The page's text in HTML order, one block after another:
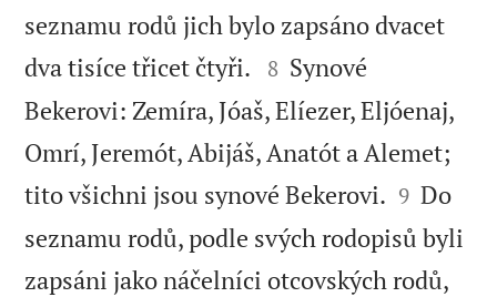
seznamu rodů jich bylo zapsáno dvacet
dva tisíce třicet čtyři. 

8 Synové
Bekerovi: Zemíra, Jóaš, Elíezer, Eljóenaj,
Omrí, Jeremót, Abijáš, Anatót a Alemet;
tito všichni jsou synové Bekerovi. 

9 Do
seznamu rodů, podle svých rodopisů byli
zapsáni jako náčelníci otcovských rodů,